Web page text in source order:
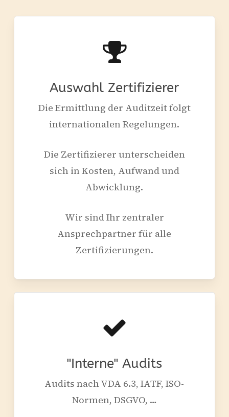
Auswahl Zertifizierer
Die Ermittlung der Auditzeit folgt
internationalen Regelungen.
Die Zertifizierer unterscheiden
sich in Kosten, Aufwand und
Abwicklung.
Wir sind Ihr zentraler
Ansprechpartner für alle
Zertifizierungen.
"Interne" Audits
Audits nach VDA 6.3, IATF, ISO-
Normen, DSGVO, …